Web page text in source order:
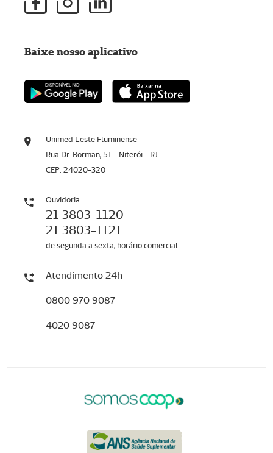
Unimed Leste Fluminense
Rua Dr. Borman, 51 - Niterói - RJ
CEP: 24020-320
Ouvidoria
21 3803-1120
21 3803-1121
de segunda a sexta, horário comercial
Atendimento 24h
0800 970 9087
4020 9087
Baixe nosso aplicativo